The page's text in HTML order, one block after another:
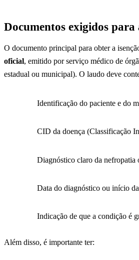
Documentos exigidos para
O documento principal para obter a
oficial, emitido por serviço médico de
estadual ou municipal). O laudo deve
Identificação do paciente e do
CID da doença (Classificação
Diagnóstico claro da nefropatia
Data do diagnóstico ou início
Indicação de que a condição é
Além disso, é importante ter: